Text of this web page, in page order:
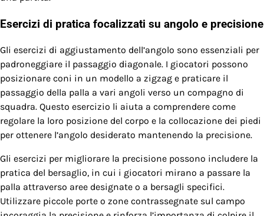
Esercizi di pratica focalizzati su angolo e precisione
Gli esercizi di aggiustamento dell’angolo sono essenziali per
padroneggiare il passaggio diagonale. I giocatori possono
posizionare coni in un modello a zigzag e praticare il
passaggio della palla a vari angoli verso un compagno di
squadra. Questo esercizio li aiuta a comprendere come
regolare la loro posizione del corpo e la collocazione dei piedi
per ottenere l’angolo desiderato mantenendo la precisione.
Gli esercizi per migliorare la precisione possono includere la
pratica del bersaglio, in cui i giocatori mirano a passare la
palla attraverso aree designate o a bersagli specifici.
Utilizzare piccole porte o zone contrassegnate sul campo